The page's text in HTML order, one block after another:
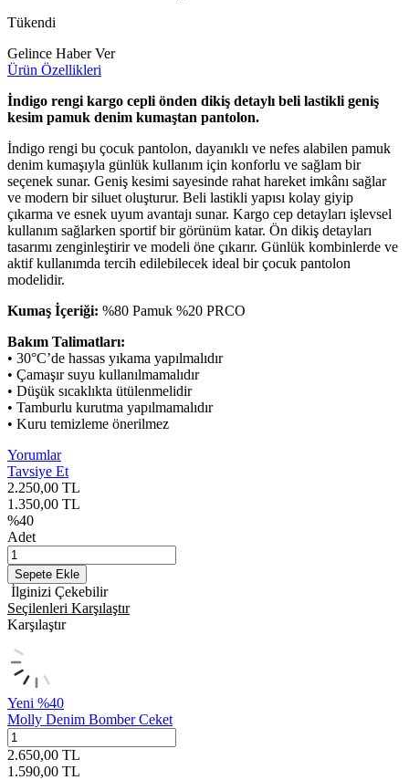
Tükendi
Gelince Haber Ver
Ürün Özellikleri
İndigo rengi kargo cepli önden dikiş detaylı beli lastikli geniş
kesim pamuk denim kumaştan pantolon.
İndigo rengi bu çocuk pantolon, dayanıklı ve nefes alabilen pamuk
denim kumaşıyla günlük kullanım için konforlu ve sağlam bir
seçenek sunar. Geniş kesimi sayesinde rahat hareket imkânı sağlar
ve modern bir siluet oluşturur. Beli lastikli yapısı kolay giyip
çıkarma ve esnek uyum avantajı sunar. Kargo cep detayları işlevsel
kullanım sağlarken sportif bir görünüm katar. Ön dikiş detayları
tasarımı zenginleştirir ve modeli öne çıkarır. Günlük kombinlerde ve
aktif kullanımda tercih edilebilecek ideal bir çocuk pantolon
modelidir.
Kumaş İçeriği: %80 Pamuk %20 PRCO
Bakım Talimatları:
• 30°C’de hassas yıkama yapılmalıdır
• Çamaşır suyu kullanılmamalıdır
• Düşük sıcaklıkta ütülenmelidir
• Tamburlu kurutma yapılmamalıdır
• Kuru temizleme önerilmez
Yorumlar
Tavsiye Et
2.250,00 TL
1.350,00 TL
%40
Adet
Sepete Ekle
İlginizi Çekebilir
Seçilenleri Karşılaştır
Karşılaştır
Yeni %40
Molly Denim Bomber Ceket
2.650,00 TL
1.590,00 TL